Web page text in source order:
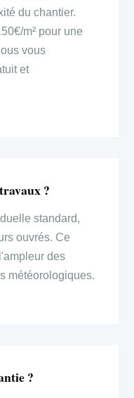
du chantier.
m² pour une
vous
et
?
standard,
ouvrés. Ce
des
météorologiques.
?